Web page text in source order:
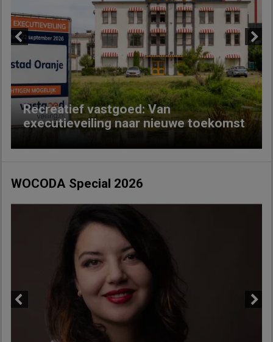
Recreatief vastgoed: Van
executieveiling naar nieuwe toekomst
Next
WOCODA Special 2026